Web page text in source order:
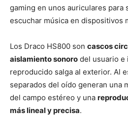
gaming en unos auriculares para
escuchar música en dispositivos
Los Draco HS800 son cascos
aislamiento sonoro del usuario e
reproducido salga al exterior. Al
separados del oído generan una
del campo estéreo y una
más lineal y precisa.